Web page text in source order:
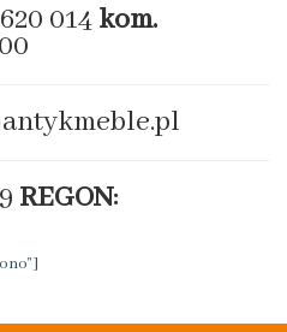
014 kom.
REGON: